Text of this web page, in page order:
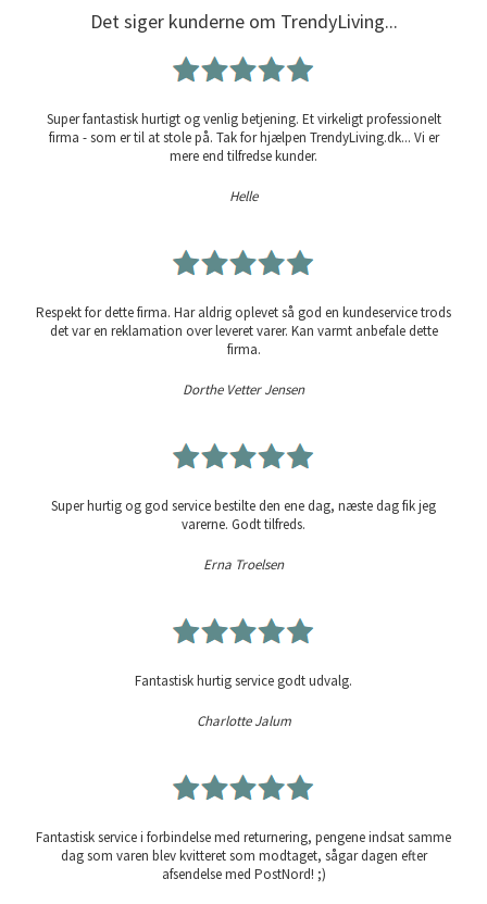
Det siger kunderne om TrendyLiving...
Super fantastisk hurtigt og venlig betjening. Et virkeligt professionelt
firma - som er til at stole på. Tak for hjælpen TrendyLiving.dk... Vi er
mere end tilfredse kunder.
Helle
Respekt for dette firma. Har aldrig oplevet så god en kundeservice trods
det var en reklamation over leveret varer. Kan varmt anbefale dette
firma.
Dorthe Vetter Jensen
Super hurtig og god service bestilte den ene dag, næste dag fik jeg
varerne. Godt tilfreds.
Erna Troelsen
Fantastisk hurtig service godt udvalg.
Charlotte Jalum
Fantastisk service i forbindelse med returnering, pengene indsat samme
dag som varen blev kvitteret som modtaget, sågar dagen efter
afsendelse med PostNord! ;)